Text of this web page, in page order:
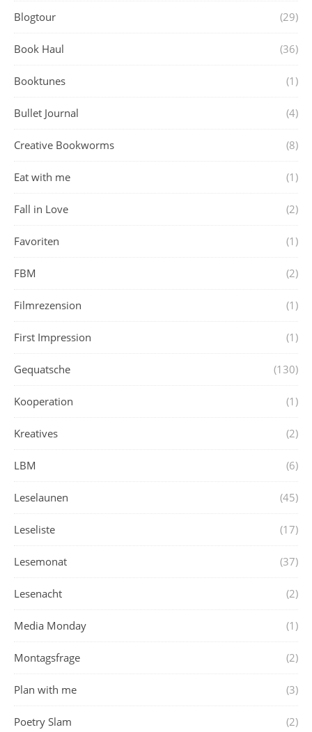
Blogtour (29)
Book Haul (36)
Booktunes (1)
Bullet Journal (4)
Creative Bookworms (8)
Eat with me (1)
Fall in Love (2)
Favoriten (1)
FBM (2)
Filmrezension (1)
First Impression (1)
Gequatsche (130)
Kooperation (1)
Kreatives (2)
LBM (6)
Leselaunen (45)
Leseliste (17)
Lesemonat (37)
Lesenacht (2)
Media Monday (1)
Montagsfrage (2)
Plan with me (3)
Poetry Slam (2)